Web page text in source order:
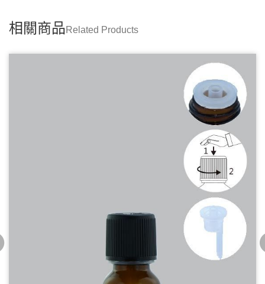
相關商品Related Products